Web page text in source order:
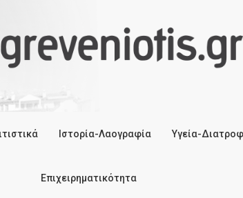
Ιστορία-Λαογραφία Υγεία-
Επιχειρηματικότητα